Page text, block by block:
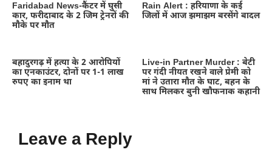
Faridabad News-कैंटर में घुसी
कार, फरीदाबाद के 2 जिम ट्रेनरों की
मौके पर मौत
Rain Alert : हरियाणा के कई
जिलों में आज झमाझम बरसेंगे बादल
बहादुरगढ़ में हत्या के 2 आरोपियों
का एनकाउंटर, दोनों पर 1-1 लाख
रुपए का इनाम था
Live-in Partner Murder : बेटी
पर गंदी नीयत रखने वाले प्रेमी को
मां ने उतारा मौत के घाट, बहन के
साथ मिलकर बुनी खौफनाक कहानी
Leave a Reply